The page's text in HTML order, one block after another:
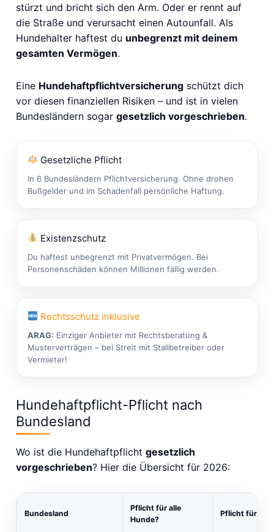
stürzt und bricht sich den Arm. Oder er rennt auf
die Straße und verursacht einen Autounfall. Als
Hundehalter haftest du unbegrenzt mit deinem
gesamten Vermögen.
Eine Hundehaftpflichtversicherung schützt dich
vor diesen finanziellen Risiken – und ist in vielen
Bundesländern sogar gesetzlich vorgeschrieben.
Gesetzliche Pflicht
In 6 Bundesländern Pflichtversicherung. Ohne drohen
Bußgelder und im Schadenfall persönliche Haftung.
Existenzschutz
Du haftest unbegrenzt mit Privatvermögen. Bei
Personenschäden können Millionen fällig werden.
Rechtsschutz inklusive
ARAG: Einziger Anbieter mit Rechtsberatung &
Musterverträgen – bei Streit mit Stallbetreiber oder
Vermieter!
Hundehaftpflicht-Pflicht nach
Bundesland
Wo ist die Hundehaftpflicht gesetzlich
vorgeschrieben? Hier die Übersicht für 2026:
Bundesland
Pflicht für alle
Hunde?
Pflicht für